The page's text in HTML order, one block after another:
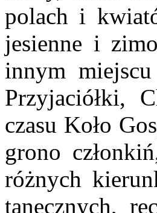
polach i
jesienne i
innym
Przyjaciółki,
czasu Koło
grono
różnych
tanecznych,